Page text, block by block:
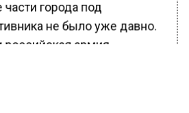
города под
не было уже давно.
армия